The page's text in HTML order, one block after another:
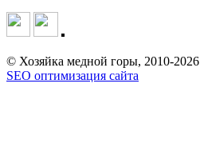
© Хозяйка медной горы, 2010-2026
SEO оптимизация сайта